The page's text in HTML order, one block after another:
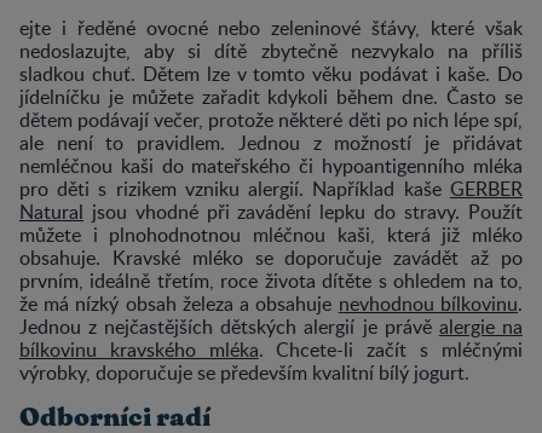
ejte i ředěné ovocné nebo zeleninové šťávy, které však
nedoslazujte, aby si dítě zbytečně nezvykalo na příliš
sladkou chuť. Dětem lze v tomto věku podávat i kaše. Do
jídelníčku je můžete zařadit kdykoli během dne. Často se
dětem podávají večer, protože některé děti po nich lépe spí,
ale není to pravidlem. Jednou z možností je přidávat
nemléčnou kaši do mateřského či hypoantigenního mléka
pro děti s rizikem vzniku alergií. Například kaše GERBER
Natural jsou vhodné při zavádění lepku do stravy. Použít
můžete i plnohodnotnou mléčnou kaši, která již mléko
obsahuje. Kravské mléko se doporučuje zavádět až po
prvním, ideálně třetím, roce života dítěte s ohledem na to,
že má nízký obsah železa a obsahuje nevhodnou bílkovinu.
Jednou z nejčastějších dětských alergií je právě alergie na
bílkovinu kravského mléka. Chcete-li začít s mléčnými
výrobky, doporučuje se především kvalitní bílý jogurt.
Odborníci radí